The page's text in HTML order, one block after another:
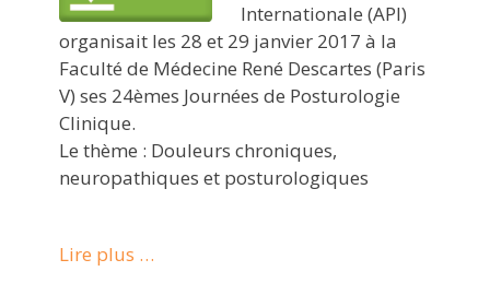
Internationale (API)
organisait les 28 et 29 janvier 2017 à la
Faculté de Médecine René Descartes (Paris
V) ses 24èmes Journées de Posturologie
Clinique.
Le thème : Douleurs chroniques,
neuropathiques et posturologiques
Lire plus …